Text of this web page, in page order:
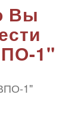
Вы
1"
1"